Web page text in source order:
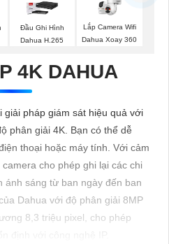
Đầu Ghi Hình
Dahua H.265
Lắp Camera Wifi
Dahua Xoay 360
4K DAHUA
giải pháp giám sát hiệu quả với
phân giải 4K. Bạn có thể dễ
thoại hoặc máy tính. Với cảm
cho phép ghi lại các chi
ánh sáng từ ban ngày đến ban
Dahua với độ phân giải 8MP
8,3 triệu pixel, cho phép